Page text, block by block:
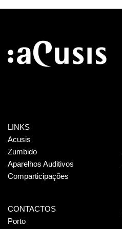
LINKS
Acusis
Zumbido
Aparelhos Auditivos
Comparticipações
CONTACTOS
Porto